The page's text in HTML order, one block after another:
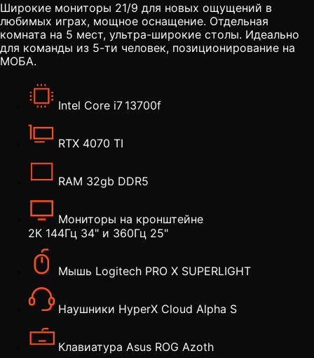
Широкие мониторы 21/9 для новых ощущений в
любимых играх, мощное оснащение. Отдельная
комната на 5 мест, ультра-широкие столы. Идеально
для команды из 5-ти человек, позиционирование на
МОБА.
Intel Core i7 13700f
RTX 4070 TI
RAM 32gb DDR5
Мониторы на кронштейне
2К 144Гц 34" и 360Гц 25"
Мышь Logitech PRO X SUPERLIGHT
Наушники HyperX Cloud Alpha S
Клавиатура Asus ROG Azoth